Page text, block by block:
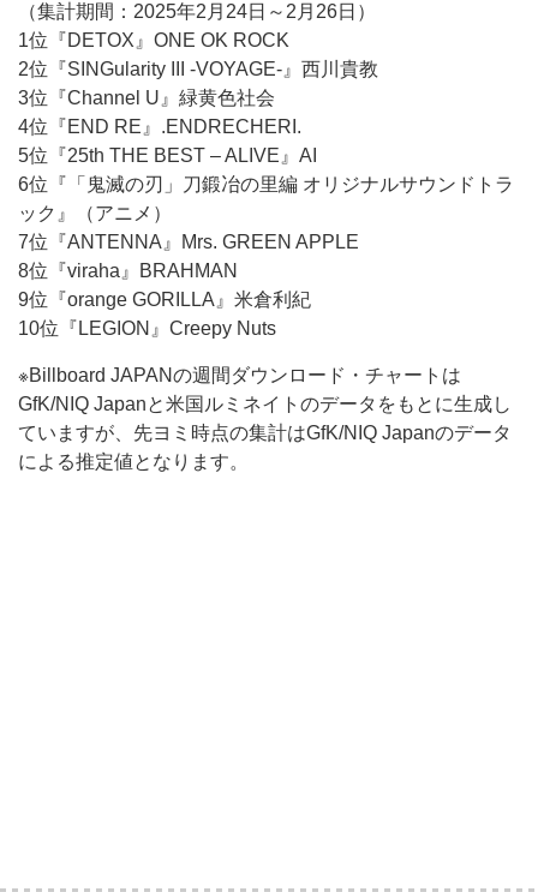
（集計期間：2025年2月24日～2月26日）
1位『DETOX』ONE OK ROCK
2位『SINGularity III -VOYAGE-』西川貴教
3位『Channel U』緑黄色社会
4位『END RE』.ENDRECHERI.
5位『25th THE BEST – ALIVE』AI
6位『「鬼滅の刃」刀鍛冶の里編 オリジナルサウンドトラ
ック』（アニメ）
7位『ANTENNA』Mrs. GREEN APPLE
8位『viraha』BRAHMAN
9位『orange GORILLA』米倉利紀
10位『LEGION』Creepy Nuts
※Billboard JAPANの週間ダウンロード・チャートは
GfK/NIQ Japanと米国ルミネイトのデータをもとに生成し
ていますが、先ヨミ時点の集計はGfK/NIQ Japanのデータ
による推定値となります。